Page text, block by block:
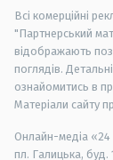
Всі комерційні
"Партнерський
відображають
поглядів.
ознайомитись в
Матеріали сайту
Онлайн-медіа
пл. Галицька, буд.